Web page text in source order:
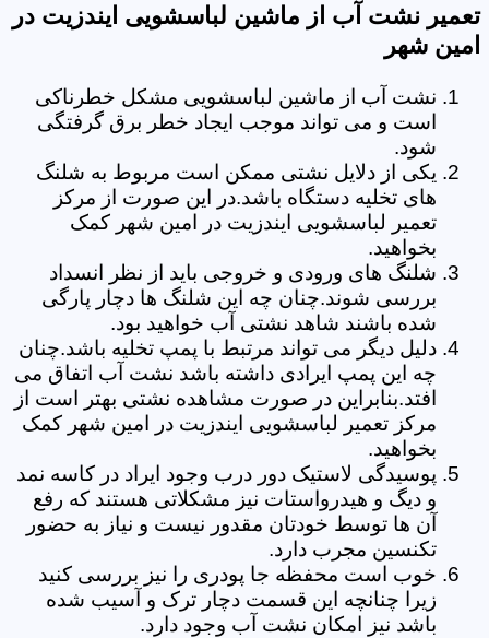
تعمیر نشت آب از ماشین لباسشویی ایندزیت در
امین شهر
نشت آب از ماشین لباسشویی مشکل خطرناکی
است و می تواند موجب ایجاد خطر برق گرفتگی
شود.
یکی از دلایل نشتی ممکن است مربوط به شلنگ
های تخلیه دستگاه باشد.در این صورت از مرکز
تعمیر لباسشویی ایندزیت در امین شهر کمک
بخواهید.
شلنگ های ورودی و خروجی باید از نظر انسداد
بررسی شوند.چنان چه این شلنگ ها دچار پارگی
شده باشند شاهد نشتی آب خواهید بود.
دلیل دیگر می تواند مرتبط با پمپ تخلیه باشد.چنان
چه این پمپ ایرادی داشته باشد نشت آب اتفاق می
افتد.بنابراین در صورت مشاهده نشتی بهتر است از
مرکز تعمیر لباسشویی ایندزیت در امین شهر کمک
بخواهید.
پوسیدگی لاستیک دور درب وجود ایراد در کاسه نمد
و دیگ و هیدرواستات نیز مشکلاتی هستند که رفع
آن ها توسط خودتان مقدور نیست و نیاز به حضور
تکنسین مجرب دارد.
خوب است محفظه جا پودری را نیز بررسی کنید
زیرا چنانچه این قسمت دچار ترک و آسیب شده
باشد نیز امکان نشت آب وجود دارد.